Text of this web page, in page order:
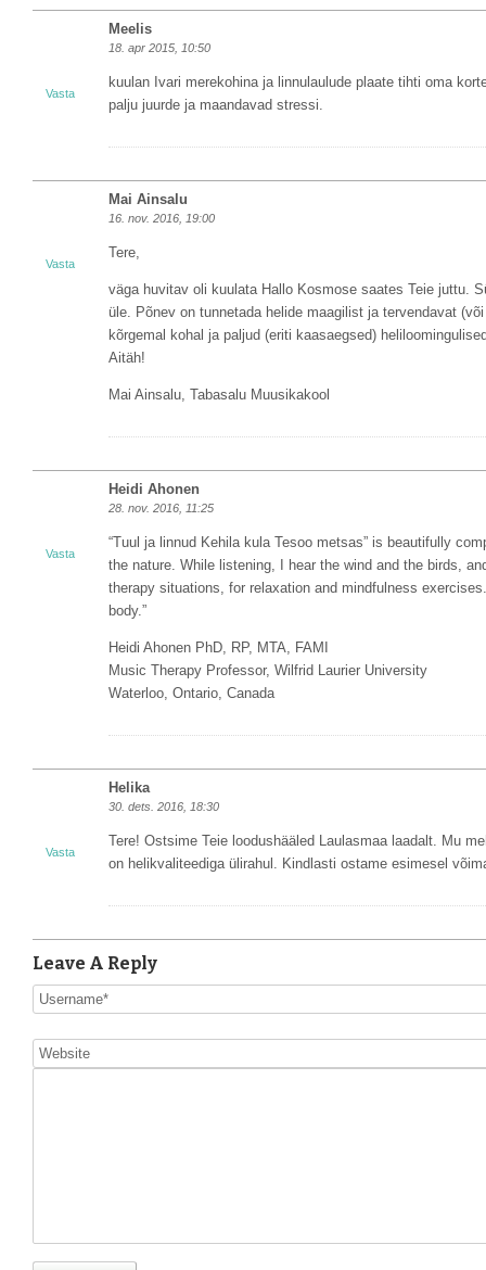
Meelis
18. apr 2015, 10:50
kuulan Ivari merekohina ja linnulaulude plaate tihti oma
palju juurde ja maandavad stressi.
Vasta
Mai Ainsalu
16. nov. 2016, 19:00
Tere,
väga huvitav oli kuulata Hallo Kosmose saates Teie juttu.
üle. Põnev on tunnetada helide maagilist ja tervendavat
kõrgemal kohal ja paljud (eriti kaasaegsed)
Aitäh!
Mai Ainsalu, Tabasalu Muusikakool
Vasta
Heidi Ahonen
28. nov. 2016, 11:25
“Tuul ja linnud Kehila kula Tesoo metsas” is beautifully
the nature. While listening, I hear the wind and the birds,
therapy situations, for relaxation and mindfulness
body.”
Heidi Ahonen PhD, RP, MTA, FAMI
Music Therapy Professor, Wilfrid Laurier University
Waterloo, Ontario, Canada
Vasta
Helika
30. dets. 2016, 18:30
Tere! Ostsime Teie loodushääled Laulasmaa laadalt. Mu
on helikvaliteediga ülirahul. Kindlasti ostame esimesel
Vasta
Leave A Reply